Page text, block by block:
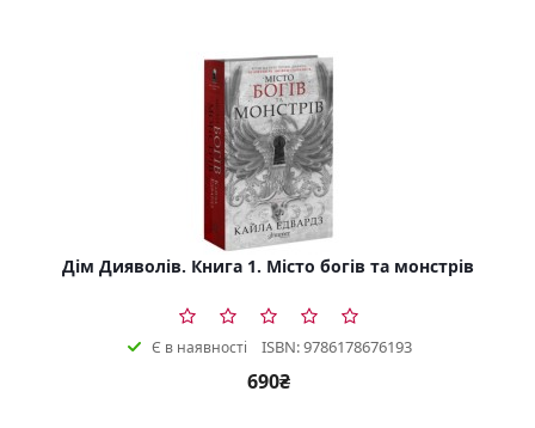
Дім Дияволів. Книга 1. Місто богів та монстрів
Є в наявності ISBN: 9786178676193
690₴